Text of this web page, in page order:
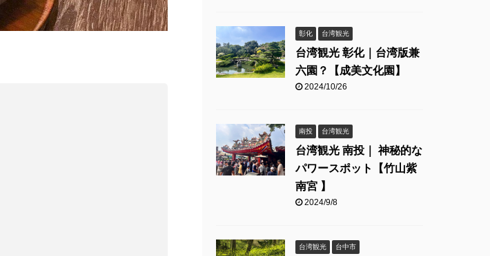
彰化 台湾観光
台湾観光 彰化｜台湾版兼
六園？【成美文化園】
2024/10/26
南投 台湾観光
台湾観光 南投｜ 神秘的な
パワースポット【竹山紫
南宮 】
2024/9/8
台湾観光 台中市